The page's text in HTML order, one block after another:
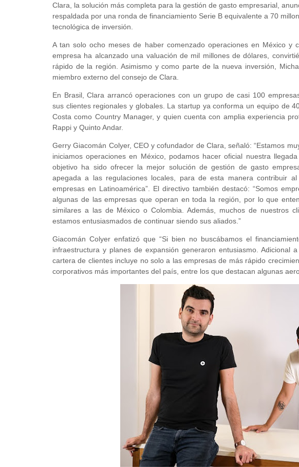
Clara, la solución más completa para la gestión de gasto empresarial,
respaldada por una ronda de financiamiento Serie B equivalente a 70
tecnológica de inversión.
A tan solo ocho meses de haber comenzado operaciones en México y
empresa ha alcanzado una valuación de mil millones de dólares,
rápido de la región. Asimismo y como parte de la nueva inversión,
miembro externo del consejo de Clara.
En Brasil, Clara arrancó operaciones con un grupo de casi 100
sus clientes regionales y globales. La startup ya conforma un equipo de
Costa como Country Manager, y quien cuenta con amplia experiencia
Rappi y Quinto Andar.
Gerry Giacomán Colyer, CEO y cofundador de Clara, señaló: “Estamos
iniciamos operaciones en México, podamos hacer oficial nuestra
objetivo ha sido ofrecer la mejor solución de gestión de gasto
apegada a las regulaciones locales, para de esta manera contribuir
empresas en Latinoamérica”. El directivo también destacó: “Somos
algunas de las empresas que operan en toda la región, por lo que
similares a las de México o Colombia. Además, muchos de nuestros
estamos entusiasmados de continuar siendo sus aliados.”
Giacomán Colyer enfatizó que “Si bien no buscábamos el
infraestructura y planes de expansión generaron entusiasmo. Adicional
cartera de clientes incluye no solo a las empresas de más rápido
corporativos más importantes del país, entre los que destacan algunas